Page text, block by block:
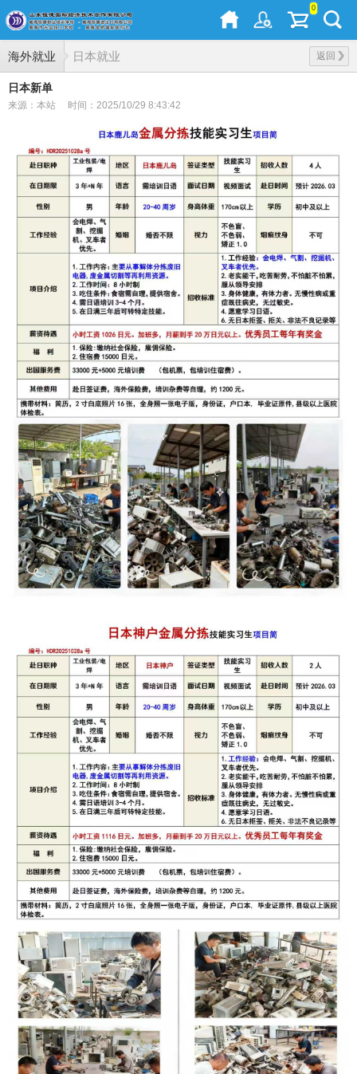
0
海外就业 返回
日本就业
日本新单
来源：本站 时间：2025/10/29 8:43:42